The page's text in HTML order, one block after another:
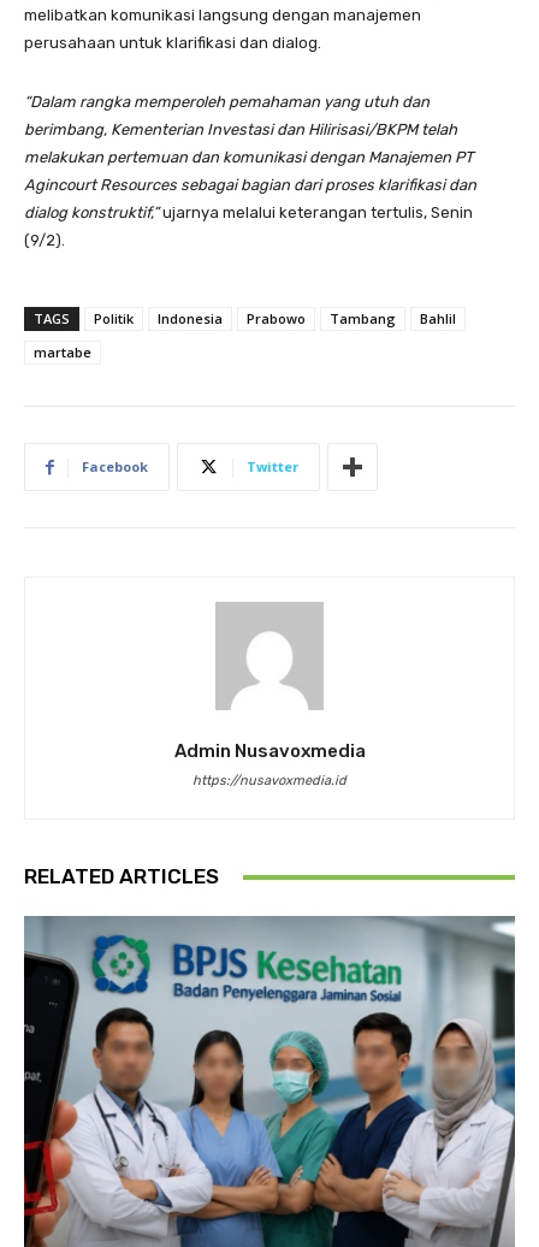
melibatkan komunikasi langsung dengan manajemen
perusahaan untuk klarifikasi dan dialog.
“Dalam rangka memperoleh pemahaman yang utuh dan
berimbang, Kementerian Investasi dan Hilirisasi/BKPM telah
melakukan pertemuan dan komunikasi dengan Manajemen PT
Agincourt Resources sebagai bagian dari proses klarifikasi dan
dialog konstruktif,”ujarnya melalui keterangan tertulis, Senin
(9/2).
TAGS Politik Indonesia Prabowo Tambang
Bahlil
martabe
Facebook Twitter
Admin Nusavoxmedia
https://nusavoxmedia.id
RELATED ARTICLES